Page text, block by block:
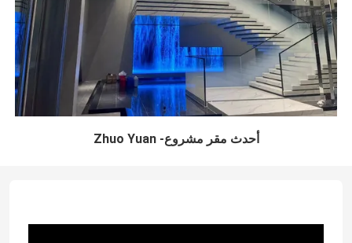
أحدث مقر مشروع- Zhuo Yuan